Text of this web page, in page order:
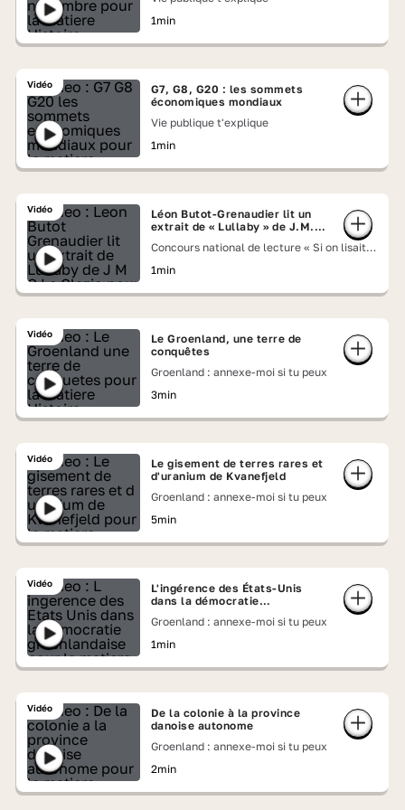
1min
Vidéo
G7, G8, G20 : les sommets
économiques mondiaux
Vie publique t'explique
1min
Vidéo
Léon Butot-Grenaudier lit un
extrait de « Lullaby » de J.M.G
Concours national de lecture « Si on lisait à
1min
Vidéo
Le Groenland, une terre de
conquêtes
Groenland : annexe-moi si tu peux
3min
Vidéo
Le gisement de terres rares et
d'uranium de Kvanefjeld
Groenland : annexe-moi si tu peux
5min
Vidéo
L'ingérence des États-Unis
dans la démocratie
Groenland : annexe-moi si tu peux
1min
Vidéo
De la colonie à la province
danoise autonome
Groenland : annexe-moi si tu peux
2min